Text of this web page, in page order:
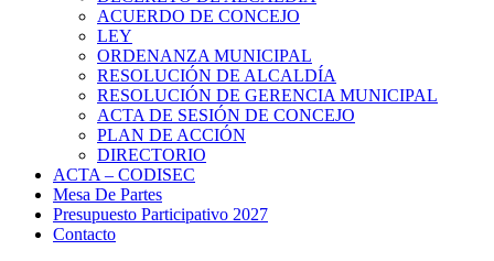
ACUERDO DE CONCEJO
LEY
ORDENANZA MUNICIPAL
RESOLUCIÓN DE ALCALDÍA
RESOLUCIÓN DE GERENCIA MUNICIPAL
ACTA DE SESIÓN DE CONCEJO
PLAN DE ACCIÓN
DIRECTORIO
ACTA – CODISEC
Mesa De Partes
Presupuesto Participativo 2027
Contacto